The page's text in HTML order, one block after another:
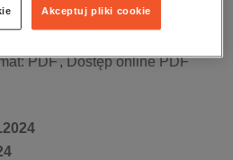
archiwalne
PDF Dostęp online PDF
Akceptuj pliki cookie